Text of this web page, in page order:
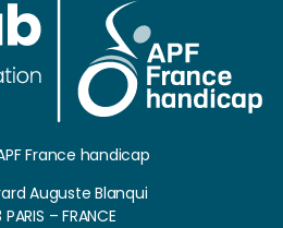
France handicap
Auguste Blanqui
– FRANCE